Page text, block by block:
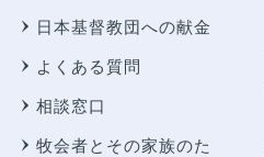
日本基督教団への献金
よくある質問
相談窓口
牧会者とその家族のた